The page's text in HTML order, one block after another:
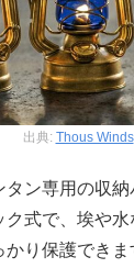
出典: Thous Winds
タン専用の収
式で、埃や水
り保護できま